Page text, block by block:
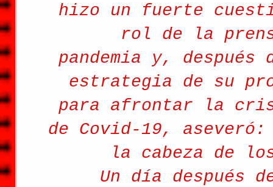
hizo un fuerte
rol de la
pandemia y,
estrategia de su
para afrontar la
de Covid-19,
la cabeza de
Un día después